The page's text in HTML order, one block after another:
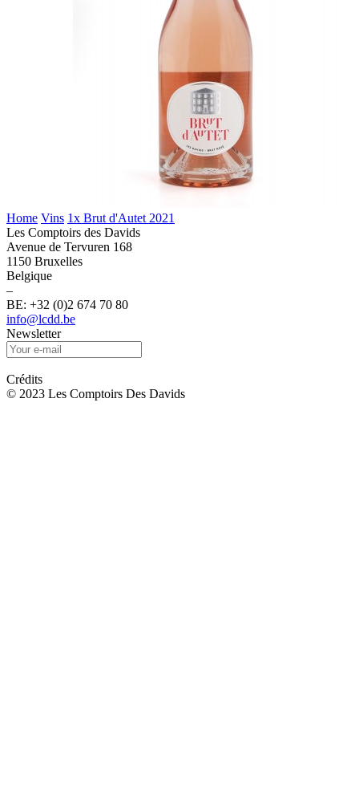
Home Vins 1x Brut d'Autet 2021
Les Comptoirs des Davids
Avenue de Tervuren 168
1150 Bruxelles
Belgique
–
BE: +32 (0)2 674 70 80
info@lcdd.be
Newsletter
Crédits
© 2023 Les Comptoirs Des Davids